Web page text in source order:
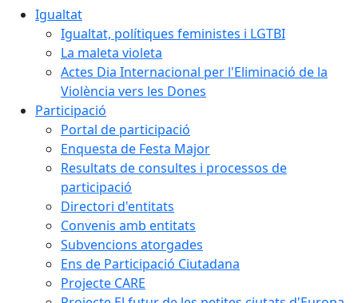
Igualtat
Igualtat, polítiques feministes i LGTBI
La maleta violeta
Actes Dia Internacional per l'Eliminació de la
Violència vers les Dones
Participació
Portal de participació
Enquesta de Festa Major
Resultats de consultes i processos de
participació
Directori d'entitats
Convenis amb entitats
Subvencions atorgades
Ens de Participació Ciutadana
Projecte CARE